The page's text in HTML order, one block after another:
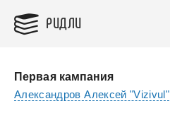
РИДЛИ
Первая кампания
Александров Алексей "Vizivul"